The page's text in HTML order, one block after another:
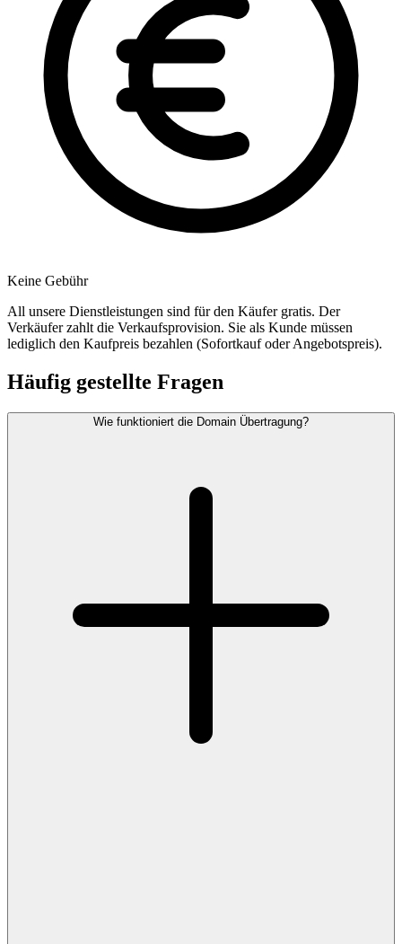
Keine Gebühr
All unsere Dienstleistungen sind für den Käufer gratis. Der
Verkäufer zahlt die Verkaufsprovision. Sie als Kunde müssen
lediglich den Kaufpreis bezahlen (Sofortkauf oder Angebotspreis).
Häufig gestellte Fragen
Wie funktioniert die Domain Übertragung?